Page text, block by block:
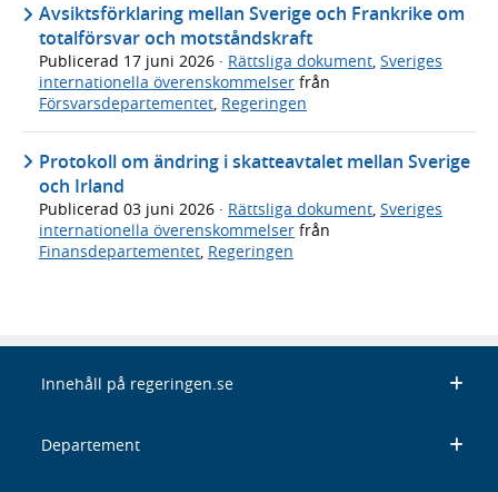
Avsiktsförklaring mellan Sverige och Frankrike om
totalförsvar och motståndskraft
Publicerad 17 juni 2026 · Rättsliga dokument, Sveriges
internationella överenskommelser från
Försvarsdepartementet, Regeringen
Protokoll om ändring i skatteavtalet mellan Sverige
och Irland
Publicerad 03 juni 2026 · Rättsliga dokument, Sveriges
internationella överenskommelser från
Finansdepartementet, Regeringen
Innehåll på regeringen.se
Departement